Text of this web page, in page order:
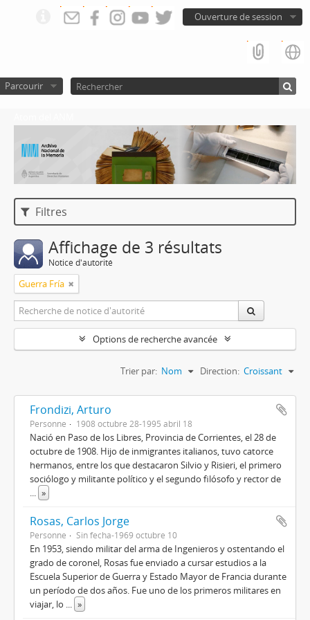
Ouverture de session
Parcourir
Filtres
Affichage de 3 résultats
Notice d'autorité
Guerra Fría
Options de recherche avancée
Trier par: Nom Direction: Croissant
Frondizi, Arturo
Personne 1908 octubre 28-1995 abril 18
Nació en Paso de los Libres, Provincia de Corrientes, el 28 de
octubre de 1908. Hijo de inmigrantes italianos, tuvo catorce
hermanos, entre los que destacaron Silvio y Risieri, el primero
sociólogo y militante político y el segundo filósofo y rector de
... »
Rosas, Carlos Jorge
Personne Sin fecha-1969 octubre 10
En 1953, siendo militar del arma de Ingenieros y ostentando el
grado de coronel, Rosas fue enviado a cursar estudios a la
Escuela Superior de Guerra y Estado Mayor de Francia durante
un período de dos años. Fue uno de los primeros militares en
viajar, lo ... »